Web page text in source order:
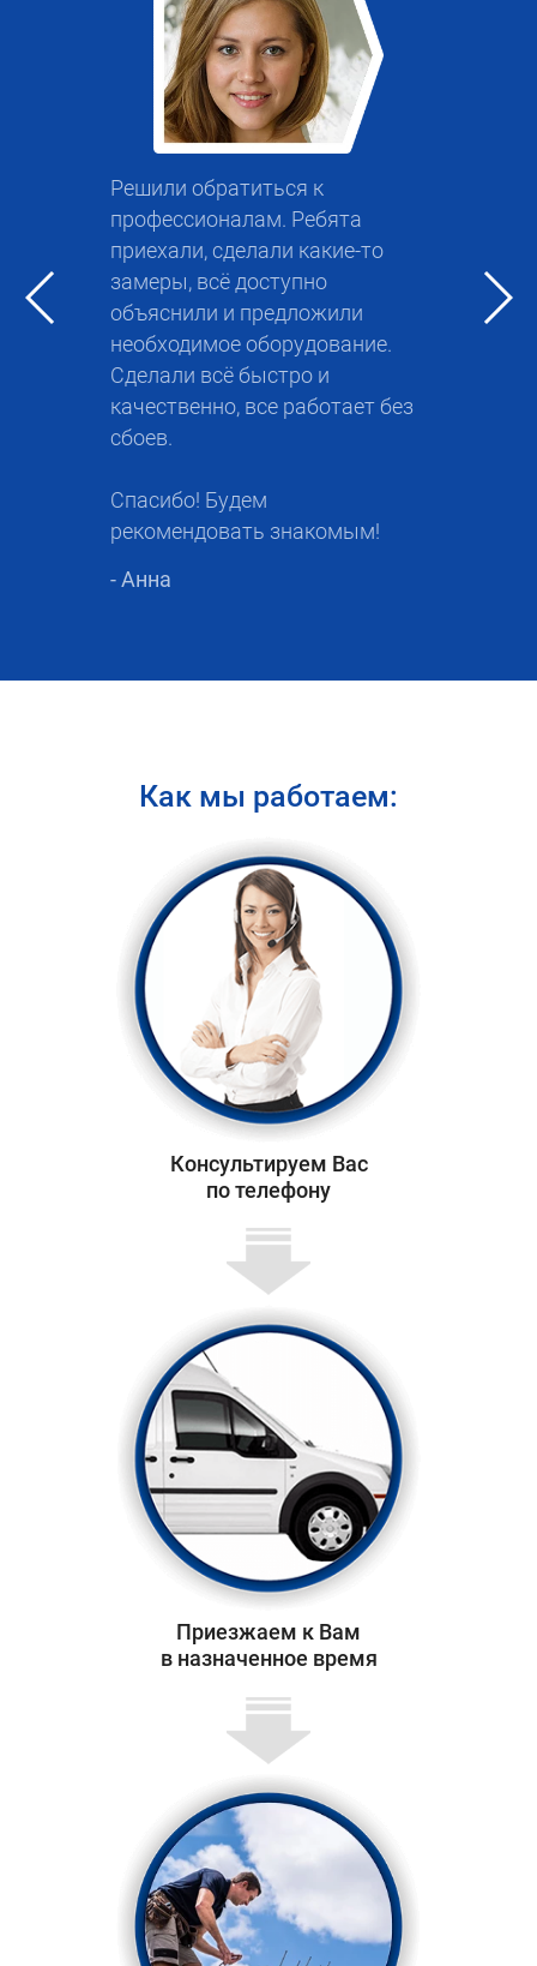
Решили обратиться к
профессионалам. Ребята
приехали, сделали какие-то
замеры, всё доступно
объяснили и предложили
необходимое оборудование.
Сделали всё быстро и
качественно, все работает без
сбоев.
Спасибо! Будем
рекомендовать знакомым!
- Анна
Как мы работаем:
Консультируем Вас
по телефону
Приезжаем к Вам
в назначенное время